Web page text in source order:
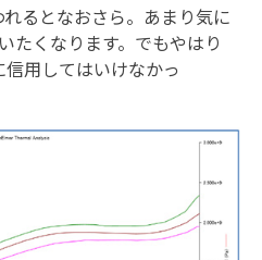
るとなおさら。あまり気に
たくなります。でもやはり
用してはいけなかっ